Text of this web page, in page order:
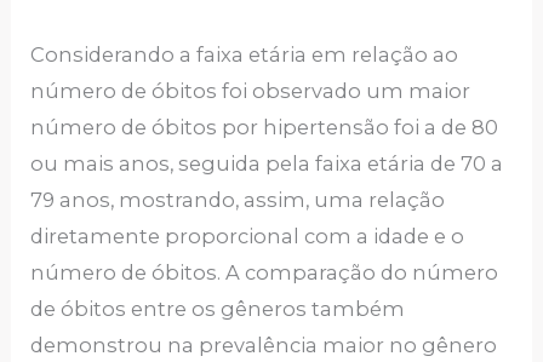
Considerando a faixa etária em relação ao
número de óbitos foi observado um maior
número de óbitos por hipertensão foi a de 80
ou mais anos, seguida pela faixa etária de 70 a
79 anos, mostrando, assim, uma relação
diretamente proporcional com a idade e o
número de óbitos. A comparação do número
de óbitos entre os gêneros também
demonstrou na prevalência maior no gênero